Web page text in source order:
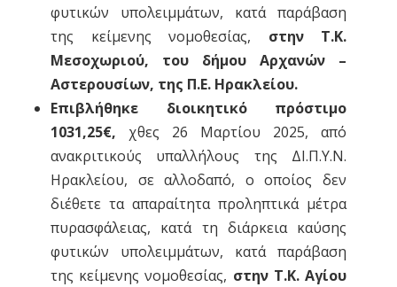
φυτικών υπολειμμάτων, κατά παράβαση
της κείμενης νομοθεσίας, στην Τ.Κ.
Μεσοχωριού, του δήμου Αρχανών –
Αστερουσίων, της Π.Ε. Ηρακλείου.
Επιβλήθηκε διοικητικό πρόστιμο
1031,25€, χθες 26 Μαρτίου 2025, από
ανακριτικούς υπαλλήλους της ΔΙ.Π.Υ.Ν.
Ηρακλείου, σε αλλοδαπό, ο οποίος δεν
διέθετε τα απαραίτητα προληπτικά μέτρα
πυρασφάλειας, κατά τη διάρκεια καύσης
φυτικών υπολειμμάτων, κατά παράβαση
της κείμενης νομοθεσίας, στην Τ.Κ. Αγίου